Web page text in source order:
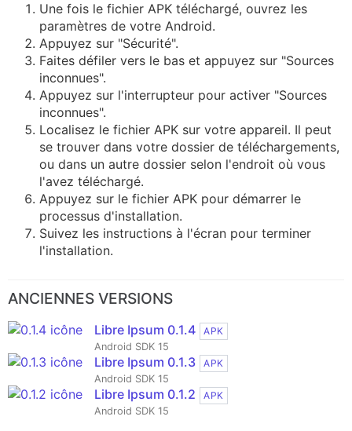
Une fois le fichier APK téléchargé, ouvrez les
paramètres de votre Android.
Appuyez sur "Sécurité".
Faites défiler vers le bas et appuyez sur "Sources
inconnues".
Appuyez sur l'interrupteur pour activer "Sources
inconnues".
Localisez le fichier APK sur votre appareil. Il peut
se trouver dans votre dossier de téléchargements,
ou dans un autre dossier selon l'endroit où vous
l'avez téléchargé.
Appuyez sur le fichier APK pour démarrer le
processus d'installation.
Suivez les instructions à l'écran pour terminer
l'installation.
ANCIENNES VERSIONS
Libre Ipsum 0.1.4
APK
Android SDK 15
Libre Ipsum 0.1.3
APK
Android SDK 15
Libre Ipsum 0.1.2
APK
Android SDK 15